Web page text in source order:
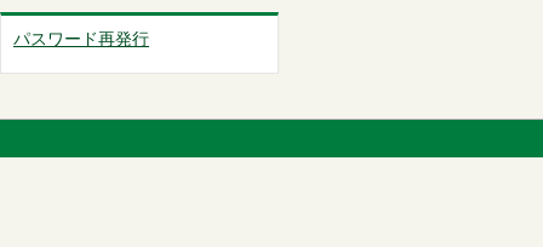
館
パスワード再発行